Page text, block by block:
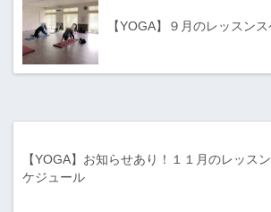
【YOGA】９月のレッスン
【YOGA】お知らせあり！１１月のレッス
ケジュール